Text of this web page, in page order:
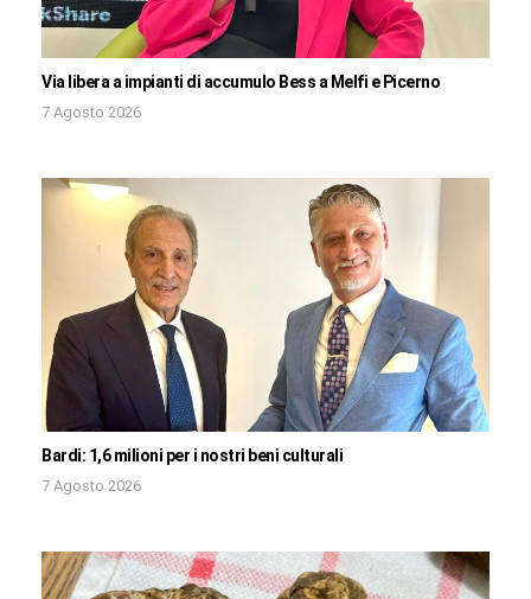
Via libera a impianti di accumulo Bess a Melfi e Picerno
7 Agosto 2026
Bardi: 1,6 milioni per i nostri beni culturali
7 Agosto 2026